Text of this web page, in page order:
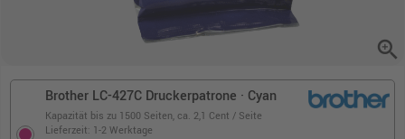
zoom_in
Brother LC-427C Druckerpatrone · Cyan
Kapazität bis zu 1500 Seiten, ca. 2,1 Cent / Seite
Lieferzeit: 1-2 Werktage